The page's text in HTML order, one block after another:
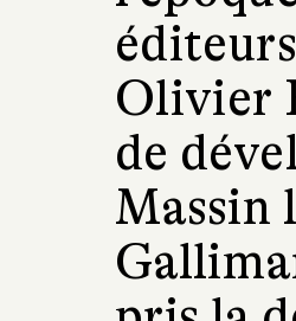
Olivier
de
Massin